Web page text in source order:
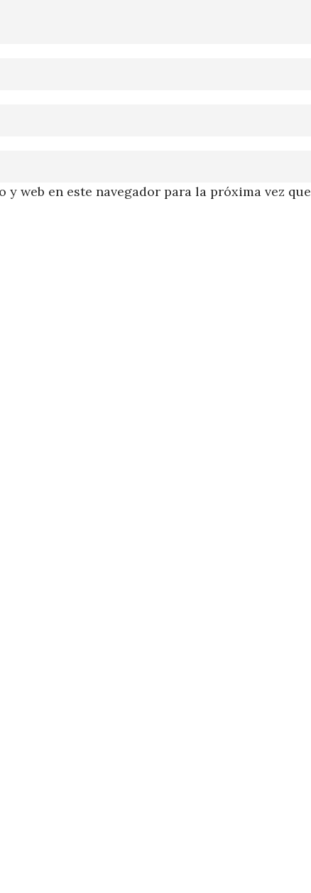
web en este navegador para la próxima vez que